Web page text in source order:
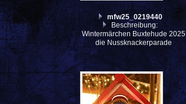
mfw25_0219440
Beschreibung:
Wintermärchen Buxtehude 2025
die Nussknackerparade